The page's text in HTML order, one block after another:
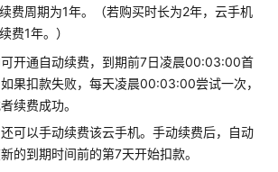
费周期为1年。（若购买时长为2年，云手机
费1年。）
开通自动续费，到期前7日凌晨00:03:00首
果扣款失败，每天凌晨00:03:00尝试一次，
续费成功。
可以手动续费该云手机。手动续费后，自动
的到期时间前的第7天开始扣款。